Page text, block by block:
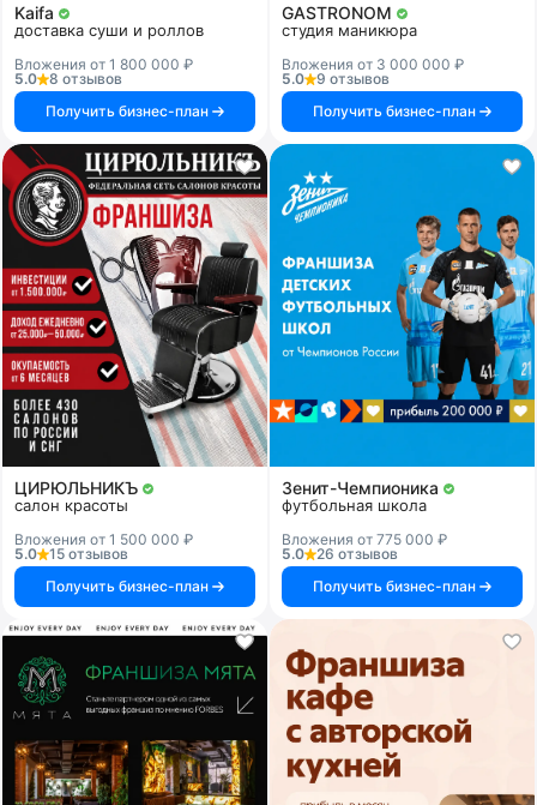
Kaifa
доставка суши и роллов
Вложения от 1 800 000 ₽
5.0
8 отзывов
Получить бизнес-план
GASTRONOM
студия маникюра
Вложения от 3 000 000 ₽
5.0
9 отзывов
Получить бизнес-план
ЦИРЮЛЬНИКЪ
салон красоты
Вложения от 1 500 000 ₽
5.0
15 отзывов
Получить бизнес-план
Зенит-Чемпионика
футбольная школа
Вложения от 775 000 ₽
5.0
26 отзывов
Получить бизнес-план